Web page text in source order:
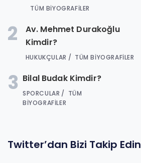
TÜM BIYOGRAFILER
2
Av. Mehmet Durakoğlu
Kimdir?
HUKUKÇULAR TÜM BIYOGRAFILER
3 Bilal Budak Kimdir?
SPORCULAR
TÜM
BIYOGRAFILER
Twitter’dan Bizi Takip Edin